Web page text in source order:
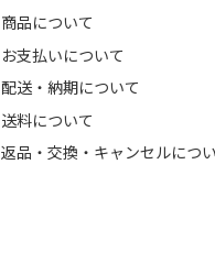
商品について
お支払いについて
配送・納期について
送料について
返品・交換・キャンセルにつ